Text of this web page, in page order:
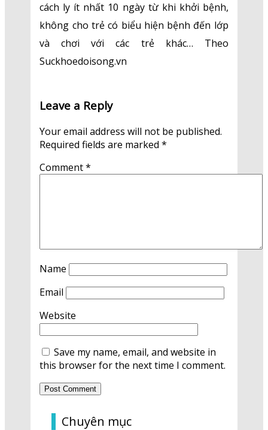
cách ly ít nhất 10 ngày từ khi khởi bệnh,
không cho trẻ có biểu hiện bệnh đến lớp
và chơi với các trẻ khác… Theo
Suckhoedoisong.vn
Leave a Reply
Your email address will not be published.
Required fields are marked*
Comment*
Name
Email
Website
Save my name, email, and website in
this browser for the next time I comment.
Chuyên mục